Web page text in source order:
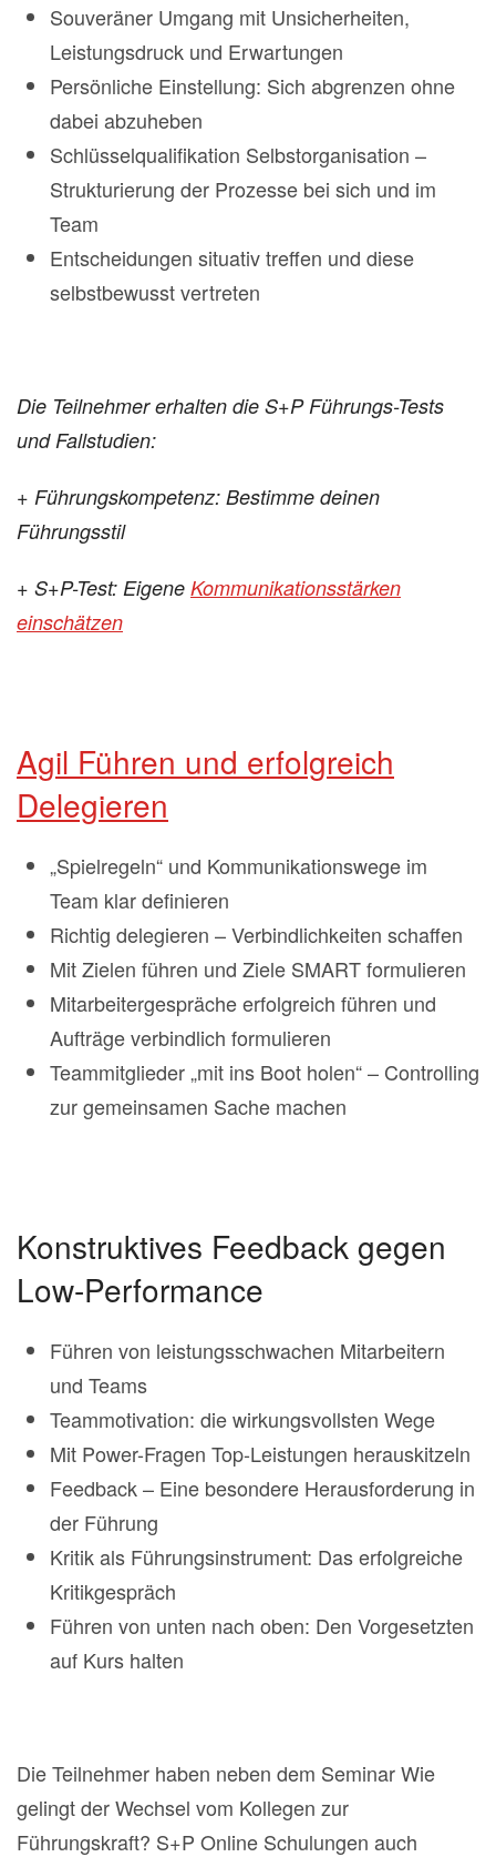
Souveräner Umgang mit Unsicherheiten,
Leistungsdruck und Erwartungen
Persönliche Einstellung: Sich abgrenzen ohne
dabei abzuheben
Schlüsselqualifikation Selbstorganisation –
Strukturierung der Prozesse bei sich und im
Team
Entscheidungen situativ treffen und diese
selbstbewusst vertreten
Die Teilnehmer erhalten die S+P Führungs-Tests
und Fallstudien:
+ Führungskompetenz: Bestimme deinen
Führungsstil
+ S+P-Test: Eigene Kommunikationsstärken
einschätzen
Agil Führen und erfolgreich
Delegieren
„Spielregeln“ und Kommunikationswege im
Team klar definieren
Richtig delegieren – Verbindlichkeiten schaffen
Mit Zielen führen und Ziele SMART formulieren
Mitarbeitergespräche erfolgreich führen und
Aufträge verbindlich formulieren
Teammitglieder „mit ins Boot holen“ – Controlling
zur gemeinsamen Sache machen
Konstruktives Feedback gegen
Low-Performance
Führen von leistungsschwachen Mitarbeitern
und Teams
Teammotivation: die wirkungsvollsten Wege
Mit Power-Fragen Top-Leistungen herauskitzeln
Feedback – Eine besondere Herausforderung in
der Führung
Kritik als Führungsinstrument: Das erfolgreiche
Kritikgespräch
Führen von unten nach oben: Den Vorgesetzten
auf Kurs halten
Die Teilnehmer haben neben dem Seminar Wie
gelingt der Wechsel vom Kollegen zur
Führungskraft? S+P Online Schulungen auch